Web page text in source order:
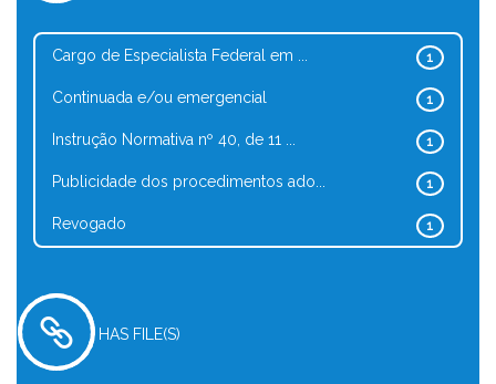
1
Cargo de Especialista Federal em ...
1
Continuada e/ou emergencial
1
Instrução Normativa nº 40, de 11 ...
1
Publicidade dos procedimentos ado...
1
Revogado
HAS FILE(S)